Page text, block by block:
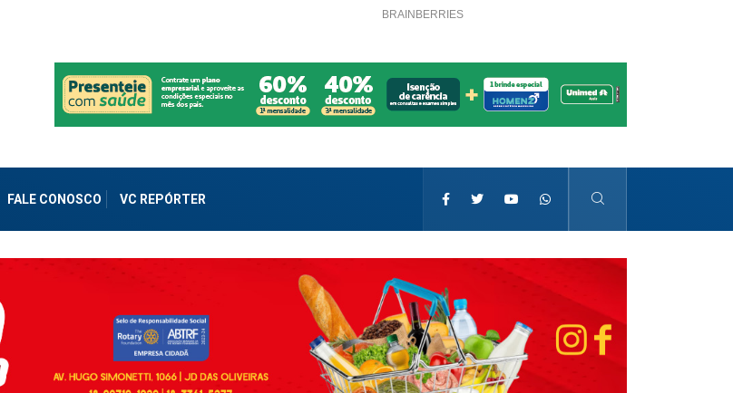
FALE CONOSCO VC REPÓRTER